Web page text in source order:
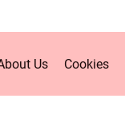
Us Cookies